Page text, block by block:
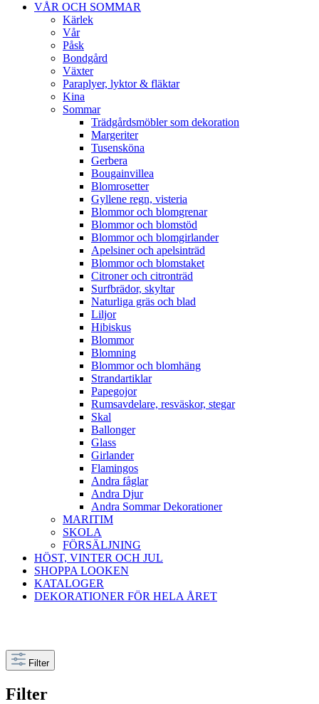
VÅR OCH SOMMAR
Kärlek
Vår
Påsk
Bondgård
Växter
Paraplyer, lyktor & fläktar
Kina
Sommar
Trädgårdsmöbler som dekoration
Margeriter
Tusensköna
Gerbera
Bougainvillea
Blomrosetter
Gyllene regn, visteria
Blommor och blomgrenar
Blommor och blomstöd
Blommor och blomgirlander
Apelsiner och apelsinträd
Blommor och blomstaket
Citroner och citronträd
Surfbrädor, skyltar
Naturliga gräs och blad
Liljor
Hibiskus
Blommor
Blomning
Blommor och blomhäng
Strandartiklar
Papegojor
Rumsavdelare, resväskor, stegar
Skal
Ballonger
Glass
Girlander
Flamingos
Andra fåglar
Andra Djur
Andra Sommar Dekorationer
MARITIM
SKOLA
FÖRSÄLJNING
HÖST, VINTER OCH JUL
SHOPPA LOOKEN
KATALOGER
DEKORATIONER FÖR HELA ÅRET
Filter
Filter